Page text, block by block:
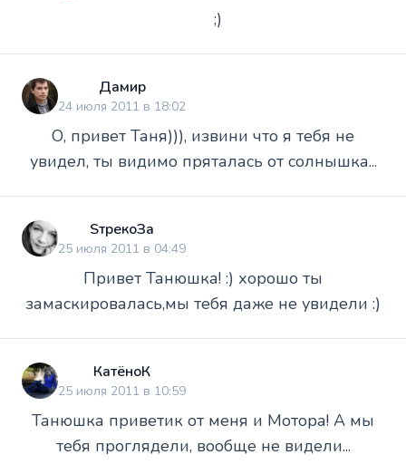
;)
Дамир
24 июля 2011 в 18:02
О, привет Таня))), извини что я тебя не
увидел, ты видимо пряталась от солнышка...
SтрекоЗа
25 июля 2011 в 04:49
Привет Танюшка! :) хорошо ты
замаскировалась,мы тебя даже не увидели :)
КатёноК
25 июля 2011 в 10:59
Танюшка приветик от меня и Мотора! А мы
тебя проглядели, вообще не видели...